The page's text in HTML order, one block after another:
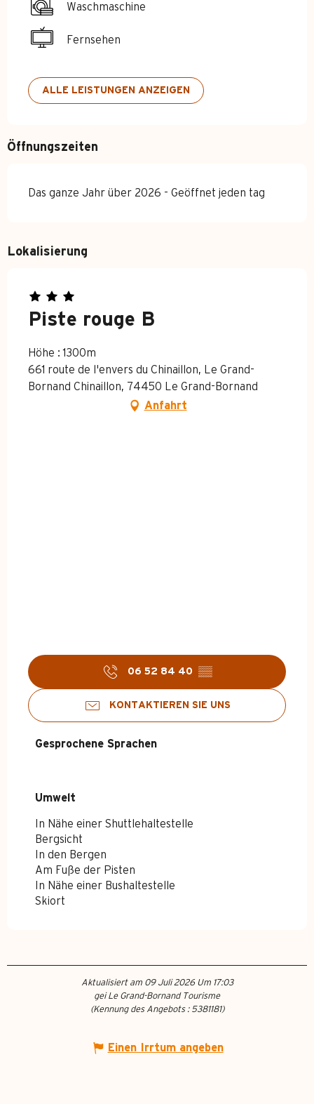
Waschmaschine
Fernsehen
ALLE LEISTUNGEN ANZEIGEN
Öffnungszeiten
Das ganze Jahr über 2026 - Geöffnet jeden tag
Lokalisierung
Piste rouge B
Höhe : 1300m
661 route de l'envers du Chinaillon, Le Grand-
Bornand Chinaillon, 74450 Le Grand-Bornand
Anfahrt
06 52 84 40 ▒▒
KONTAKTIEREN SIE UNS
Gesprochene Sprachen
Gesprochene Sprachen
Umwelt
Umwelt
In Nähe einer Shuttlehaltestelle
Bergsicht
In den Bergen
Am Fuße der Pisten
In Nähe einer Bushaltestelle
Skiort
Aktualisiert am 09 Juli 2026 Um 17:03
gei Le Grand-Bornand Tourisme
(Kennung des Angebots : 5381181)
Einen Irrtum angeben